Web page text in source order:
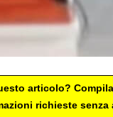
articolo?
richieste senza